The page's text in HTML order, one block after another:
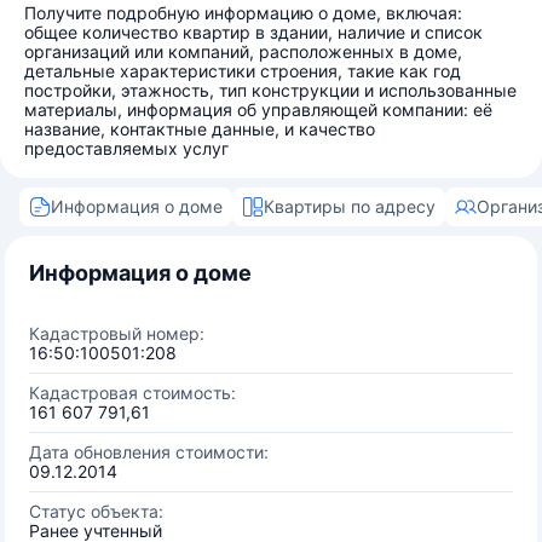
Получите подробную информацию о доме, включая:
общее количество квартир в здании, наличие и список
организаций или компаний, расположенных в доме,
детальные характеристики строения, такие как год
постройки, этажность, тип конструкции и использованные
материалы, информация об управляющей компании: её
название, контактные данные, и качество
предоставляемых услуг
Информация о доме Квартиры по адресу
Информация о доме
Кадастровый номер:
16:50:100501:208
Кадастровая стоимость:
161 607 791,61
Дата обновления стоимости:
09.12.2014
Статус объекта:
Ранее учтенный